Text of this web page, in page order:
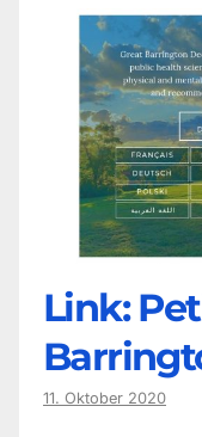
Link:
11. Oktober 2020